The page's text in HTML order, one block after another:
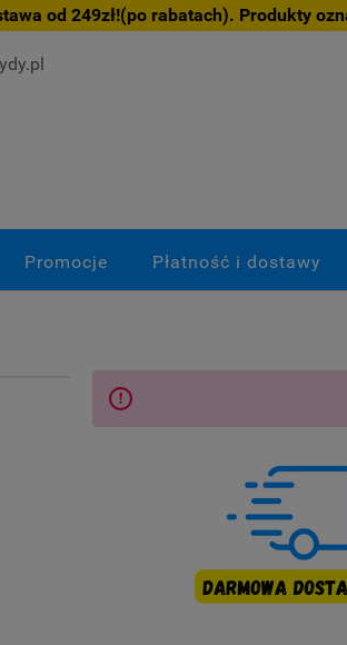
od 249zł!(po rabatach). Produkty
Promocje Płatność i dostawy